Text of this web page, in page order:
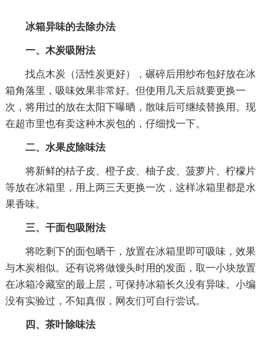
冰箱异味的去除办法
一、木炭吸附法
找点木炭（活性炭更好），碾碎后用纱布包好放在冰
箱角落里，吸味效果非常好。但使用几天后就要更换一
次，将用过的放在太阳下曝晒，散味后可继续替换用。现
在超市里也有卖这种木炭包的，仔细找一下。
二、水果皮除味法
将新鲜的桔子皮、橙子皮、柚子皮、菠萝片、柠檬片
等放在冰箱里，用上两三天更换一次，这样冰箱里都是水
果香味。
三、干面包吸附法
将吃剩下的面包晒干，放置在冰箱里即可吸味，效果
与木炭相似。还有说将做馒头时用的发面，取一小块放置
在冰箱冷藏室的最上层，可保持冰箱长久没有异味。小编
没有实验过，不知真假，网友们可自行尝试。
四、茶叶除味法